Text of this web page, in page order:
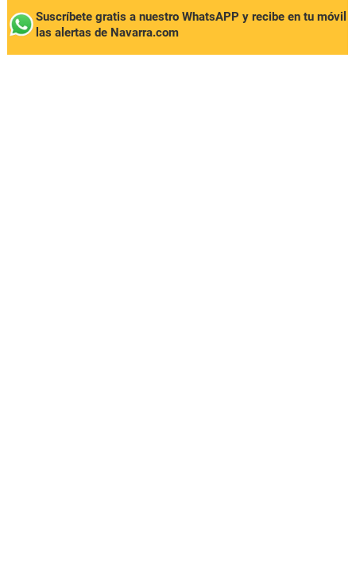
Suscríbete gratis a nuestro WhatsAPP y recibe en tu móvil
las alertas de Navarra.com